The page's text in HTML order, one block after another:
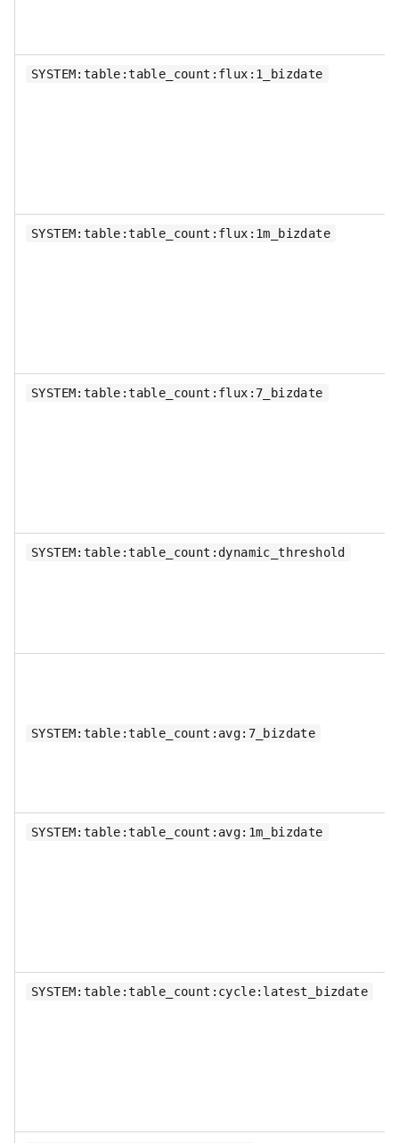
SYSTEM:table:table_count:flux:1_bizdate
SYSTEM:table:table_count:flux:1m_bizdate
SYSTEM:table:table_count:flux:7_bizdate
SYSTEM:table:table_count:dynamic_threshold
SYSTEM:table:table_count:avg:7_bizdate
SYSTEM:table:table_count:avg:1m_bizdate
SYSTEM:table:table_count:cycle:latest_bizdate